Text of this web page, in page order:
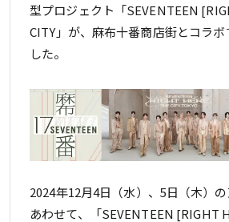
型プロジェクト「SEVENTEEN
CITY」が、麻布十番商店街とコラ
した。
2024年12月4日（水）、5日（木）
あわせて、「SEVENTEEN [RIGHT